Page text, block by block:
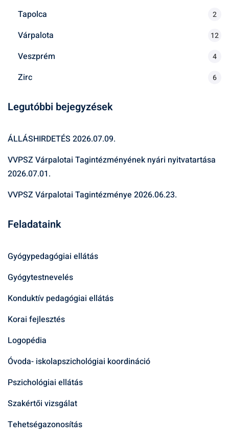
Tapolca 2
Várpalota 12
Veszprém 4
Zirc 6
Legutóbbi bejegyzések
ÁLLÁSHIRDETÉS 2026.07.09.
VVPSZ Várpalotai Tagintézményének nyári nyitvatartása
2026.07.01.
VVPSZ Várpalotai Tagintézménye 2026.06.23.
Feladataink
Gyógypedagógiai ellátás
Gyógytestnevelés
Konduktív pedagógiai ellátás
Korai fejlesztés
Logopédia
Óvoda- iskolapszichológiai koordináció
Pszichológiai ellátás
Szakértői vizsgálat
Tehetségazonosítás